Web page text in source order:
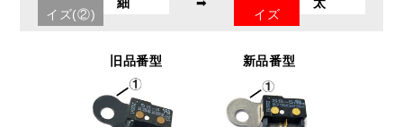
イズ(②)
イズ
旧品番型 新品番型